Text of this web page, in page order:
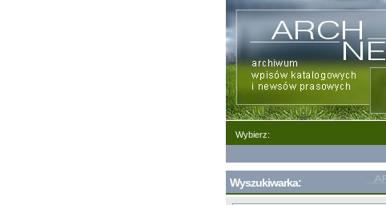
Wybierz:
Wyszukiwarka: